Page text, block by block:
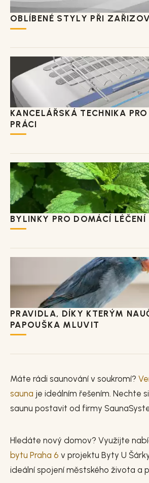
OBLÍBENÉ STYLY PŘI
KANCELÁŘSKÁ TECHNIKA
PRÁCI
BYLINKY PRO DOMÁCÍ LÉČENÍ
PRAVIDLA, DÍKY KTERÝM
PAPOUŠKA MLUVIT
Máte rádi saunování v soukromí?
sauna je ideálním řešením. Nechte
saunu postavit od firmy
Hledáte nový domov? Využijte
bytu Praha 6 v projektu Byty U
ideální spojení městského života a